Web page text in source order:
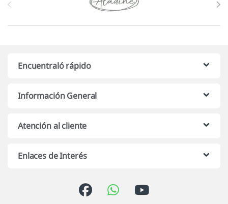
Encuentraló rápido
Información General
Atención al cliente
Enlaces de Interés